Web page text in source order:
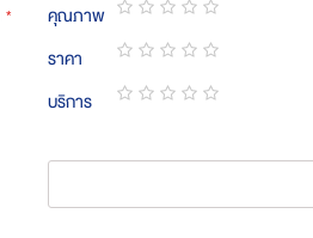
คุณภาพ
1
star
2
stars
3
stars
4
stars
5
stars
ราคา
1
star
2
stars
3
stars
4
stars
5
stars
บริการ